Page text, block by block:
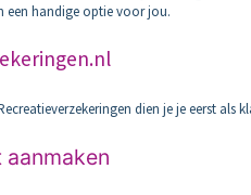
een handige optie voor jou.
dien je je eerst als